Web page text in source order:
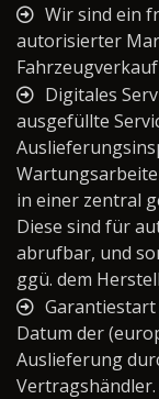
Wir sind ein
autorisierter
Digitales
ausgefüllte
in einer zentral
Diese sind für
abrufbar, und
ggü. dem
Datum der
Auslieferung